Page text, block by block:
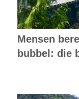
Mensen
bubbel: die